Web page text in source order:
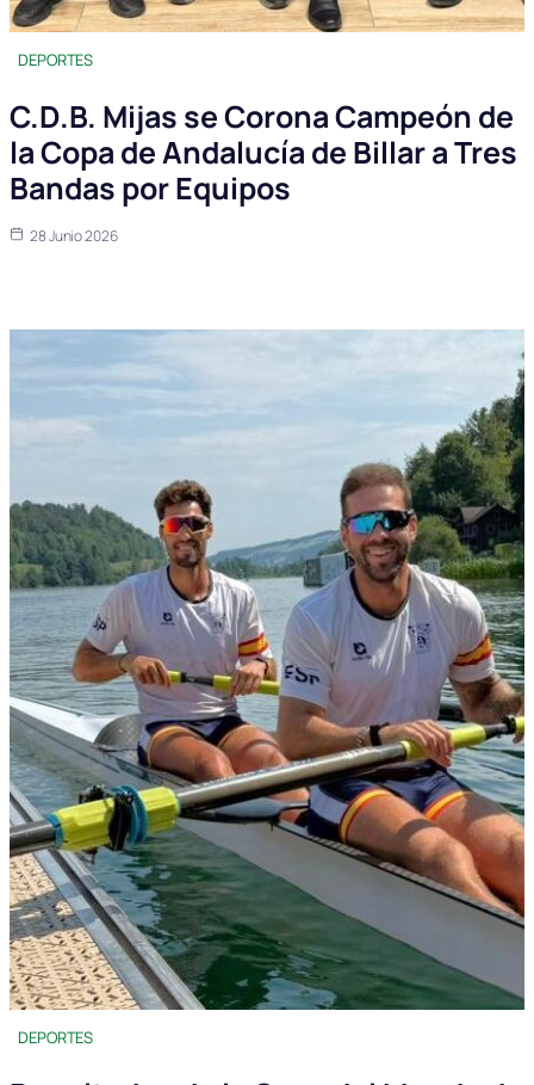
DEPORTES
C.D.B. Mijas se Corona Campeón de
la Copa de Andalucía de Billar a Tres
Bandas por Equipos
28 Junio 2026
DEPORTES